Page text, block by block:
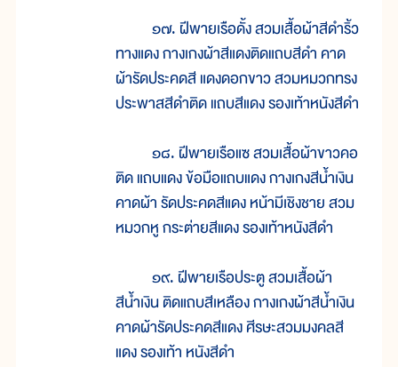
๑๗. ฝีพายเรือดั้ง สวมเสื้อผ้าสีดำริ้ว
ทางแดง กางเกงผ้าสีแดงติดแถบสีดำ คาด
ผ้ารัดประคดสี แดงดอกขาว สวมหมวกทรง
ประพาสสีดำติด แถบสีแดง รองเท้าหนังสีดำ
๑๘. ฝีพายเรือแซ สวมเสื้อผ้าขาวคอ
ติด แถบแดง ข้อมือแถบแดง กางเกงสีน้ำเงิน
คาดผ้า รัดประคดสีแดง หน้ามีเชิงชาย สวม
หมวกหู กระต่ายสีแดง รองเท้าหนังสีดำ
๑๙. ฝีพายเรือประตู สวมเสื้อผ้า
สีน้ำเงิน ติดแถบสีเหลือง กางเกงผ้าสีน้ำเงิน
คาดผ้ารัดประคดสีแดง ศีรษะสวมมงคลสี
แดง รองเท้า หนังสีดำ